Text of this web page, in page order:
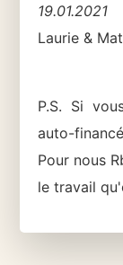
19.01.2021
Laurie &
P.S. Si
auto-
Pour nous
le travail